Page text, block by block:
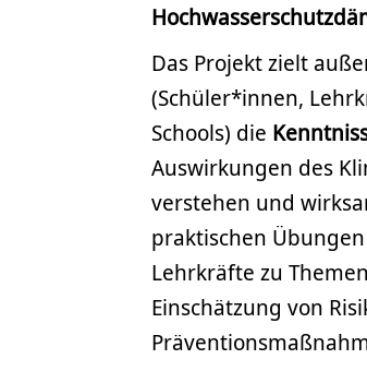
Das Projekt zielt
(Schüler*innen,
Schools) die
Auswirkungen des
verstehen und
praktischen
Lehrkräfte zu
Einschätzung von